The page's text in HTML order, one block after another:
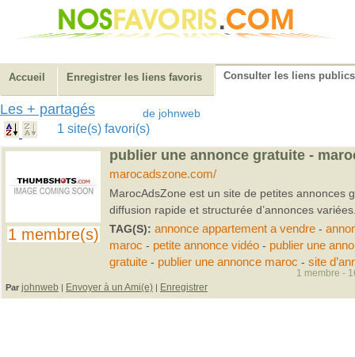
Accueil Enregistrer les liens favoris Consulter les liens publics
Les + partagés de johnweb
1 site(s) favori(s)
1 membre(s)
publier une annonce gratuite -
marocadszone.com/
MarocAdsZone est un site de petites annonces
diffusion rapide et structurée d’annonces
TAG(S): annonce appartement a vendre-
maroc - petite annonce vidéo- publier une
gratuite- publier une annonce maroc - site
Par johnweb | Envoyer à un Ami(e) | Enregistrer
1 membre -